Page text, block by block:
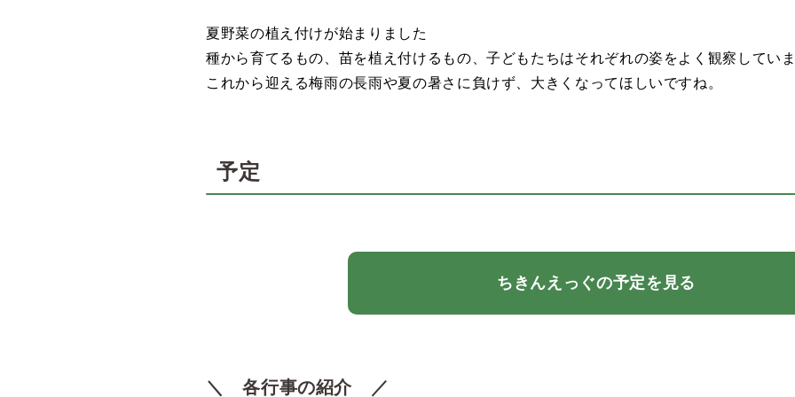
夏野菜の植え付けが始まりました
種から育てるもの、苗を植え付けるもの、子どもたちはそれぞれの姿をよく観察してい
これから迎える梅雨の長雨や夏の暑さに負けず、大きくなってほしいですね。
予定
ちきんえっぐの予定を見る
＼ 各行事の紹介 ／